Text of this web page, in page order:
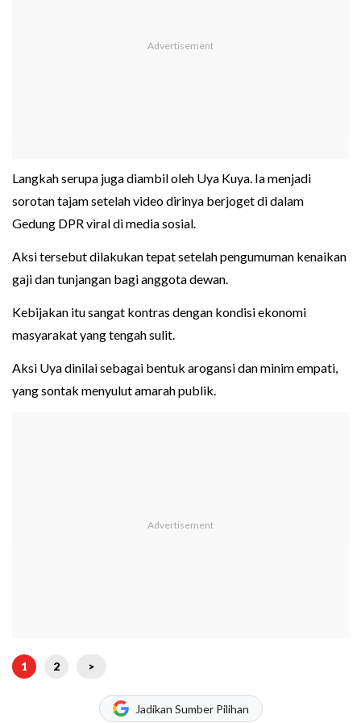
Langkah serupa juga diambil oleh Uya Kuya. Ia menjadi
sorotan tajam setelah video dirinya berjoget di dalam
Gedung DPR viral di media sosial.
Aksi tersebut dilakukan tepat setelah pengumuman kenaikan
gaji dan tunjangan bagi anggota dewan.
Kebijakan itu sangat kontras dengan kondisi ekonomi
masyarakat yang tengah sulit.
Aksi Uya dinilai sebagai bentuk arogansi dan minim empati,
yang sontak menyulut amarah publik.
1 2 >
Jadikan Sumber Pilihan